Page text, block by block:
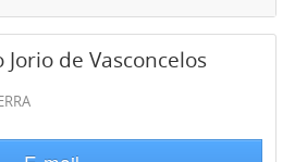
Jorio de Vasconcelos